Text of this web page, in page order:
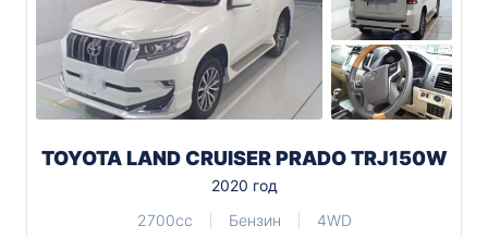
TOYOTA LAND CRUISER PRADO TRJ150W
2020 год
2700cc
Бензин 4WD